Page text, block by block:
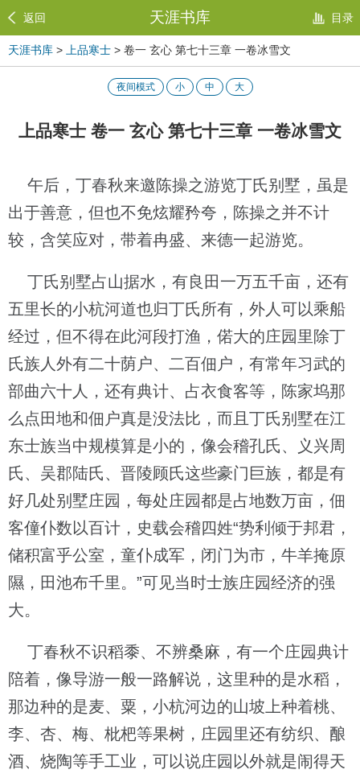
返回 天涯书库 目录
天涯书库 > 上品寒士 > 卷一 玄心 第七十三章 一卷冰雪文
夜间模式 小 中 大
上品寒士 卷一 玄心 第七十三章 一卷冰雪文
午后，丁春秋来邀陈操之游览丁氏别墅，虽是
出于善意，但也不免炫耀矜夸，陈操之并不计
较，含笑应对，带着冉盛、来德一起游览。
丁氏别墅占山据水，有良田一万五千亩，还有
五里长的小杭河道也归丁氏所有，外人可以乘船
经过，但不得在此河段打渔，偌大的庄园里除丁
氏族人外有二十荫户、二百佃户，有常年习武的
部曲六十人，还有典计、占衣食客等，陈家坞那
么点田地和佃户真是没法比，而且丁氏别墅在江
东士族当中规模算是小的，像会稽孔氏、义兴周
氏、吴郡陆氏、晋陵顾氏这些豪门巨族，都是有
好几处别墅庄园，每处庄园都是占地数万亩，佃
客僮仆数以百计，史载会稽四姓“势利倾于邦君，
储积富乎公室，童仆成军，闭门为市，牛羊掩原
隰，田池布千里。”可见当时士族庄园经济的强
大。
丁春秋不识稻黍、不辨桑麻，有一个庄园典计
陪着，像导游一般一路解说，这里种的是水稻，
那边种的是麦、粟，小杭河边的山坡上种着桃、
李、杏、梅、枇杷等果树，庄园里还有纺织、酿
酒、烧陶等手工业，可以说庄园以外就是闹得天